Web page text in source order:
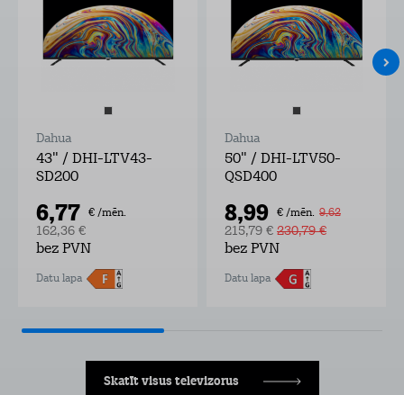
Dahua
43" / DHI-LTV43-
SD200
6,77 € /mēn.
162,36 €
bez PVN
Datu lapa
Dahua
50" / DHI-LTV50-
QSD400
8,99 € /mēn. 9,62
215,79 € 230,79 €
bez PVN
Datu lapa
Skatīt visus televizorus